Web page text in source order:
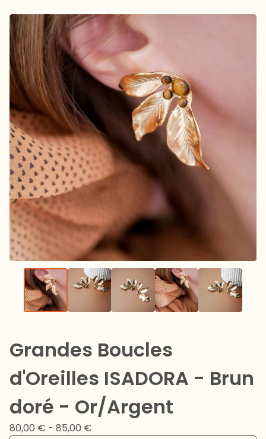
Grandes Boucles
d'Oreilles ISADORA - Brun
doré - Or/Argent
80,00 € - 85,00 €